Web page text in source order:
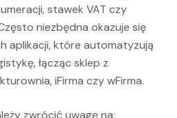
stawek VAT czy
niezbędna okazuje się
aplikacji, które automatyzują
łącząc sklep z
iFirma czy wFirma.
zwrócić uwagę na: